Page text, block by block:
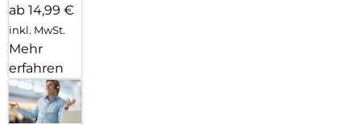
ab 14,99 €
inkl. MwSt.
Mehr
erfahren